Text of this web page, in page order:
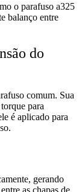
o parafuso a325
balanço entre
do
comum. Sua
para
é aplicado para
gerando